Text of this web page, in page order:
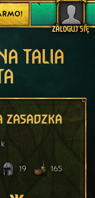
ZALOGUJ SIĘ
TALIA
zasadzka
19 165